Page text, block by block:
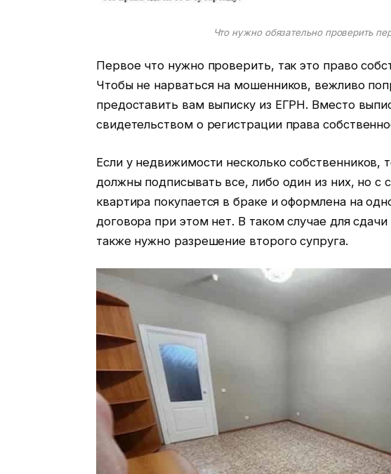
Что нужно обязательно проверить
Первое что нужно проверить, так это право
Чтобы не нарваться на мошенников, вежливо
предоставить вам выписку из ЕГРН. Вместо
свидетельством о регистрации права
Если у недвижимости несколько собственников,
должны подписывать все, либо один из них, но с
квартира покупается в браке и оформлена на
договора при этом нет. В таком случае для
также нужно разрешение второго супруга.